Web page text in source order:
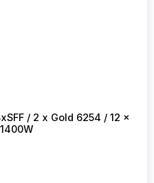
/ 2 x Gold 6254 / 12 x